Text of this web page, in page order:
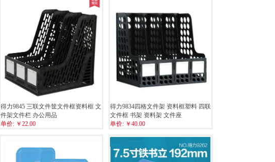
得力9845 三联文件筐文件框资料框 文
件架文件栏 办公用品
单价: ￥22.00
得力9834四格文件架 资料框塑料 四联
文件框 书架 资料架 文件座
单价: ￥40.00